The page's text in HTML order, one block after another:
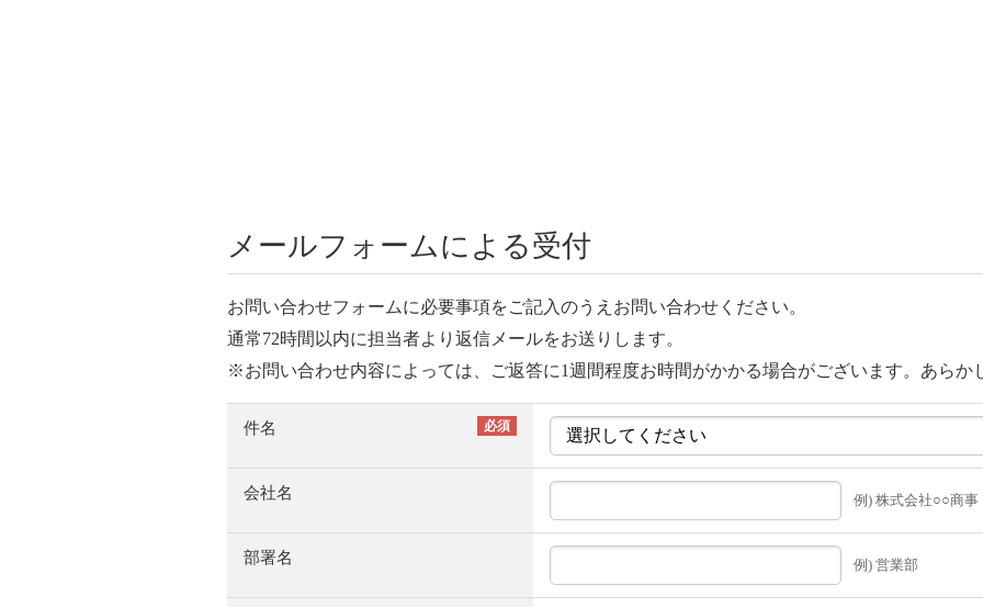
メールフォームによる受付
お問い合わせフォームに必要事項をご記入のうえお問い合わせください。
通常72時間以内に担当者より返信メールをお送りします。
※お問い合わせ内容によっては、ご返答に1週間程度お時間がかかる場合がございます。あらか
件名
会社名 例) 株式会社○○商事
部署名 例) 営業部